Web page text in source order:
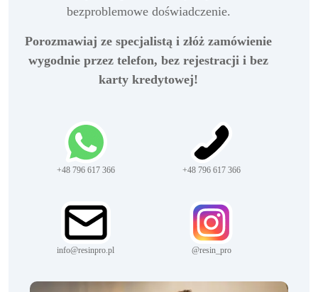
bezproblemowe doświadczenie.
Porozmawiaj ze specjalistą i złóż zamówienie
wygodnie przez telefon, bez rejestracji i bez
karty kredytowej!
+48 796 617 366 +48 796 617 366
info@resinpro.pl @resin_pro